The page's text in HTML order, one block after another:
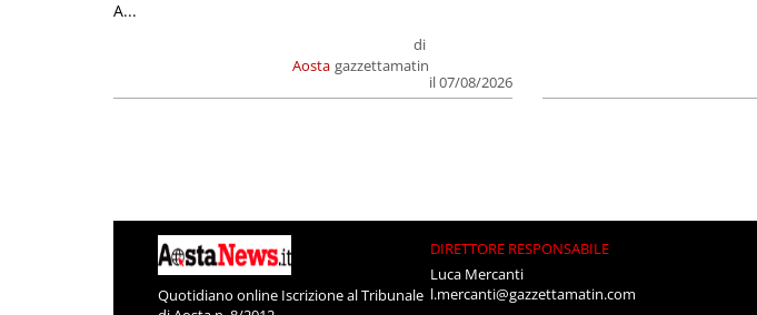
Aosta
di
gazzettamatin
il 07/08/2026
A...
Quotidiano online Iscrizione al Tribunale
DIRETTORE RESPONSABILE
Luca Mercanti
l.mercanti@gazzettamatin.com